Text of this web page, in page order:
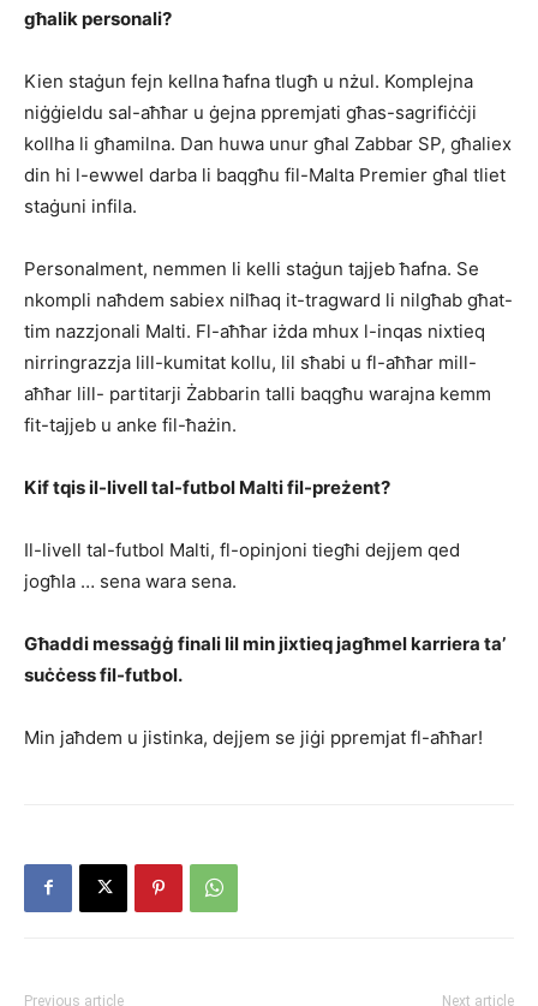
għalik personali?
Kien staġun fejn kellna ħafna tlugħ u nżul. Komplejna
niġġieldu sal-aħħar u ġejna ppremjati għas-sagrifiċċji
kollha li għamilna. Dan huwa unur għal Zabbar SP, għaliex
din hi l-ewwel darba li baqgħu fil-Malta Premier għal tliet
staġuni infila.
Personalment, nemmen li kelli staġun tajjeb ħafna. Se
nkompli naħdem sabiex nilħaq it-tragward li nilgħab għat-
tim nazzjonali Malti. Fl-aħħar iżda mhux l-inqas nixtieq
nirringrazzja lill-kumitat kollu, lil sħabi u fl-aħħar mill-
aħħar lill- partitarji Żabbarin talli baqgħu warajna kemm
fit-tajjeb u anke fil-ħażin.
Kif tqis il-livell tal-futbol Malti fil-preżent?
Il-livell tal-futbol Malti, fl-opinjoni tiegħi dejjem qed
jogħla … sena wara sena.
Għaddi messaġġ finali lil min jixtieq jagħmel karriera ta’
suċċess fil-futbol.
Min jaħdem u jistinka, dejjem se jiġi ppremjat fl-aħħar!
Previous article Next article